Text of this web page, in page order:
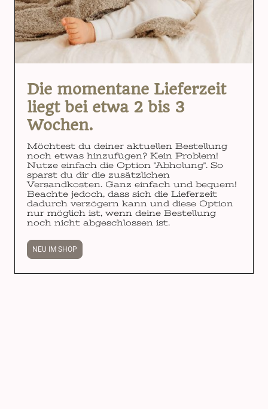
Die momentane Lieferzeit
liegt bei etwa 2 bis 3
Wochen.
Möchtest du deiner aktuellen Bestellung
noch etwas hinzufügen? Kein Problem!
Nutze einfach die Option "Abholung". So
sparst du dir die zusätzlichen
Versandkosten. Ganz einfach und bequem!
Beachte jedoch, dass sich die Lieferzeit
dadurch verzögern kann und diese Option
nur möglich ist, wenn deine Bestellung
noch nicht abgeschlossen ist.
NEU IM SHOP